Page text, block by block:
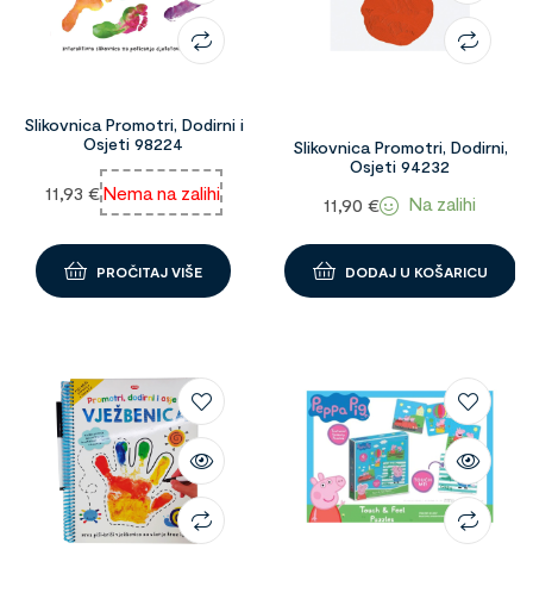
Slikovnica Promotri, Dodirni i
Osjeti 98224
11,93 €Nema na zalihi
PROČITAJ VIŠE
Slikovnica Promotri, Dodirni,
Osjeti 94232
11,90€ Na zalihi
DODAJ U KOŠARICU